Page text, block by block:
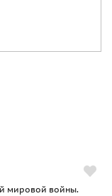
мировой войны.